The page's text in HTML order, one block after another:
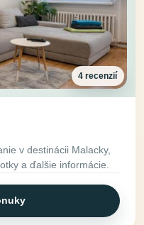
4 recenzií
v destinácii Malacky,
a ďalšie informácie.